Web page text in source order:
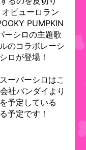
ピューロラン
PUMPKIN
ーシロの主題歌
のコラボレーシ
ロが登場！
ーパーシロはこ
社バンダイより
予定している
予定です！